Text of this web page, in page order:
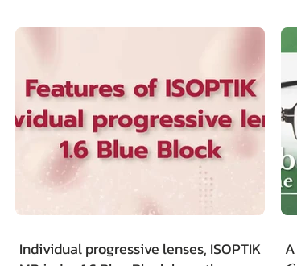
Individual progressive lenses, ISOPTIK